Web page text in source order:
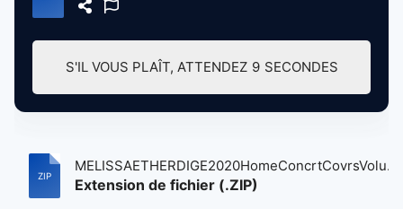
S'IL VOUS PLAÎT, ATTENDEZ 8 SECONDES
MELISSAETHERDIGE2020HomeConcrtCovrsVolu...
Extension de fichier (.ZIP)